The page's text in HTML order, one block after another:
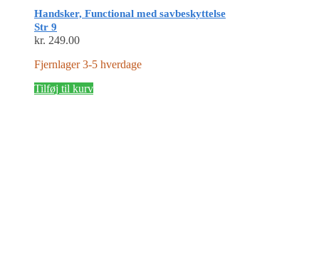
Handsker, Functional med savbeskyttelse
Str 9
kr. 249.00
Fjernlager 3-5 hverdage
Tilføj til kurv